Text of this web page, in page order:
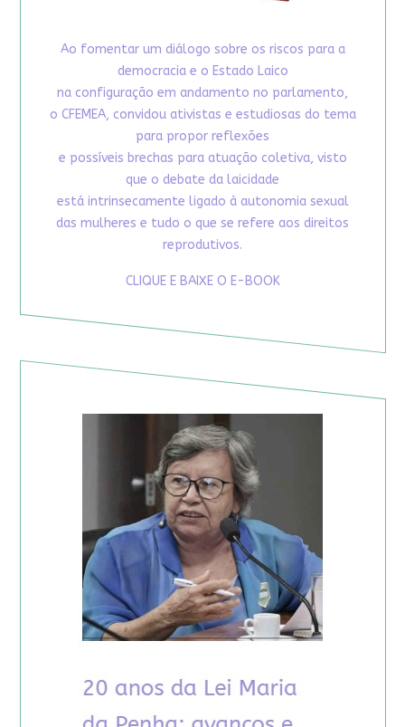
Ao fomentar um diálogo sobre os riscos para a
democracia e o Estado Laico
na configuração em andamento no parlamento,
o CFEMEA, convidou ativistas e estudiosas do tema
para propor reflexões
e possíveis brechas para atuação coletiva, visto
que o debate da laicidade
está intrinsecamente ligado à autonomia sexual
das mulheres e tudo o que se refere aos direitos
reprodutivos.
CLIQUE E BAIXE O E-BOOK